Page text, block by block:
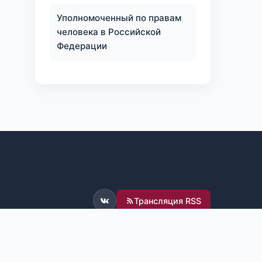
Уполномоченный по правам
человека в Российской
Федерации
ВКонтакте
Трансляция RSS